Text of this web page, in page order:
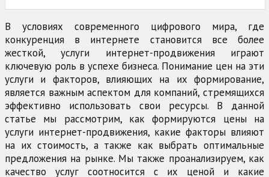
В условиях современного цифрового мира, где
конкуренция в интернете становится все более
жесткой, услуги интернет-продвижения играют
ключевую роль в успехе бизнеса. Понимание цен на эти
услуги и факторов, влияющих на их формирование,
является важным аспектом для компаний, стремящихся
эффективно использовать свои ресурсы. В данной
статье мы рассмотрим, как формируются цены на
услуги интернет-продвижения, какие факторы влияют
на их стоимость, а также как выбрать оптимальные
предложения на рынке. Мы также проанализируем, как
качество услуг соотносится с их ценой и какие